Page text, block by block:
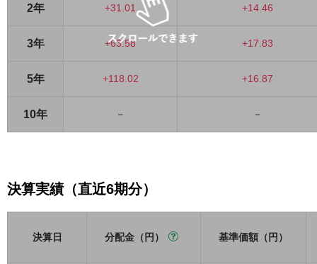
2年 +31.01 +14.46
3年 +63.58 +17.83
5年 +118.02 +16.87
10年 － －
決算実績（直近6期分）
決算日 分配金（円） 基準価額（円）